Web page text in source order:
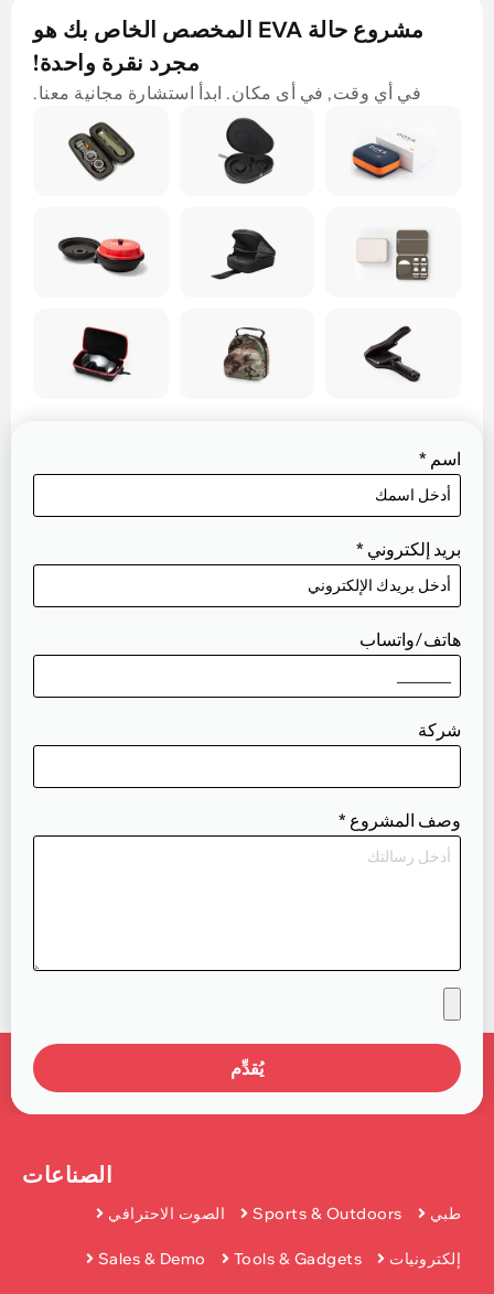
اسم *
بريد إلكتروني *
هاتف/واتساب
شركة
وصف المشروع *
يُقدِّم
مشروع حالة EVA المخصص الخاص بك هو
مجرد نقرة واحدة!
في أي وقت, في أى مكان. ابدأ استشارة مجانية معنا.
الصناعات
طبي Sports & Outdoors الصوت الاحترافي
إلكترونيات Tools & Gadgets
Sales & Demo